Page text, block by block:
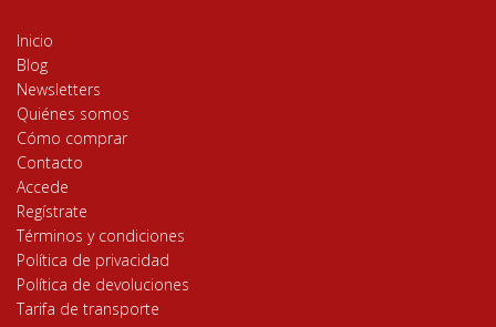
Inicio
Blog
Newsletters
Quiénes somos
Cómo comprar
Contacto
Accede
Regístrate
Términos y condiciones
Política de privacidad
Política de devoluciones
Tarifa de transporte